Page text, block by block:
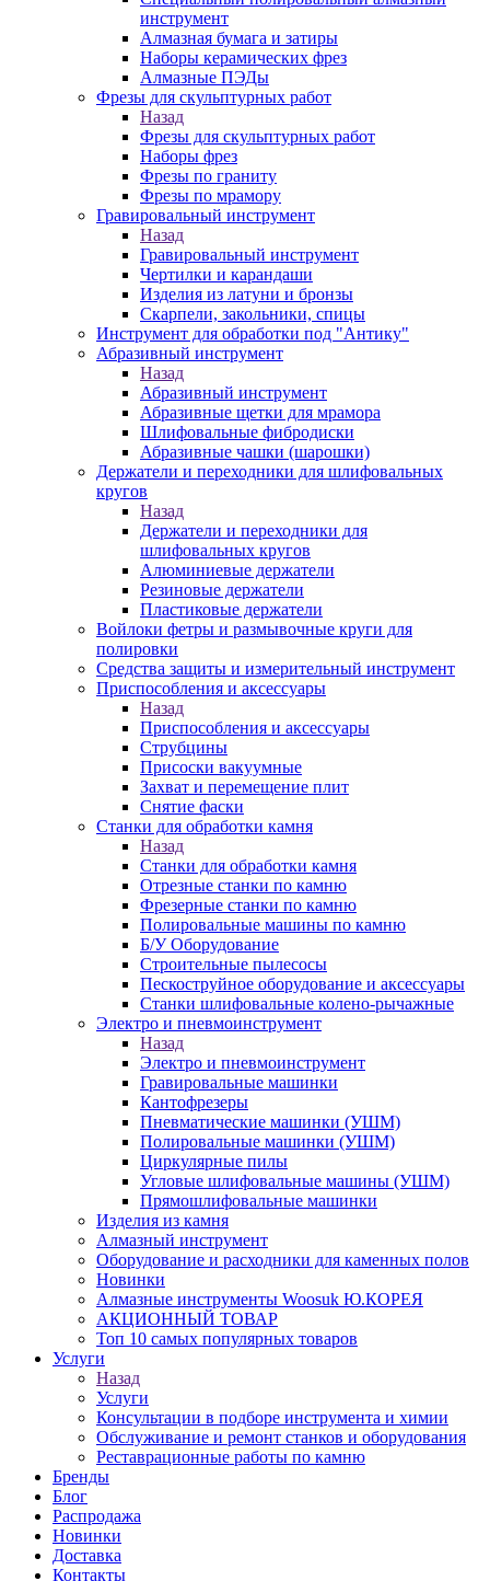
инструмент
Алмазная бумага и затиры
Наборы керамических фрез
Алмазные ПЭДы
Фрезы для скульптурных работ
Назад
Фрезы для скульптурных работ
Наборы фрез
Фрезы по граниту
Фрезы по мрамору
Гравировальный инструмент
Назад
Гравировальный инструмент
Чертилки и карандаши
Изделия из латуни и бронзы
Скарпели, закольники, спицы
Инструмент для обработки под "Антику"
Абразивный инструмент
Назад
Абразивный инструмент
Абразивные щетки для мрамора
Шлифовальные фибродиски
Абразивные чашки (шарошки)
Держатели и переходники для шлифовальных
кругов
Назад
Держатели и переходники для
шлифовальных кругов
Алюминиевые держатели
Резиновые держатели
Пластиковые держатели
Войлоки фетры и размывочные круги для
полировки
Средства защиты и измерительный инструмент
Приспособления и аксессуары
Назад
Приспособления и аксессуары
Струбцины
Присоски вакуумные
Захват и перемещение плит
Снятие фаски
Станки для обработки камня
Назад
Станки для обработки камня
Отрезные станки по камню
Фрезерные станки по камню
Полировальные машины по камню
Б/У Оборудование
Строительные пылесосы
Пескоструйное оборудование и аксессуары
Станки шлифовальные колено-рычажные
Электро и пневмоинструмент
Назад
Электро и пневмоинструмент
Гравировальные машинки
Кантофрезеры
Пневматические машинки (УШМ)
Полировальные машинки (УШМ)
Циркулярные пилы
Угловые шлифовальные машины (УШМ)
Прямошлифовальные машинки
Изделия из камня
Алмазный инструмент
Оборудование и расходники для каменных полов
Новинки
Алмазные инструменты Woosuk Ю.КОРЕЯ
АКЦИОННЫЙ ТОВАР
Топ 10 самых популярных товаров
Услуги
Назад
Услуги
Консультации в подборе инструмента и химии
Обслуживание и ремонт станков и оборудования
Реставрационные работы по камню
Бренды
Блог
Распродажа
Новинки
Доставка
Контакты